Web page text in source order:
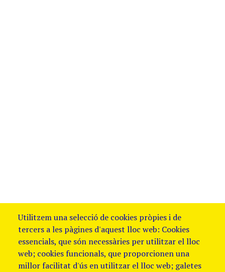
Utilitzem una selecció de cookies pròpies i de
tercers a les pàgines d'aquest lloc web: Cookies
essencials, que són necessàries per utilitzar el lloc
web; cookies funcionals, que proporcionen una
millor facilitat d'ús en utilitzar el lloc web; galetes